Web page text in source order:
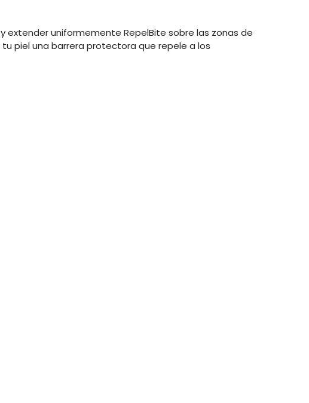
extender uniformemente RepelBite sobre las zonas de
piel una barrera protectora que repele a los